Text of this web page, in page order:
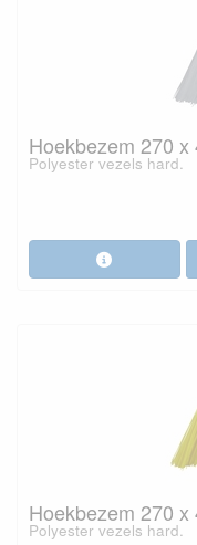
Hoekbezem 270
Polyester vezels hard.
Hoekbezem 270
Polyester vezels hard.